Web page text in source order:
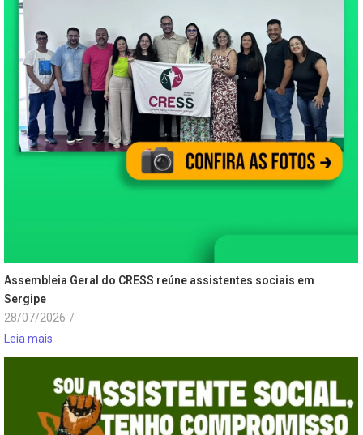
Assembleia Geral do CRESS reúne assistentes sociais em
Sergipe
28/07/2026 /
Leia mais